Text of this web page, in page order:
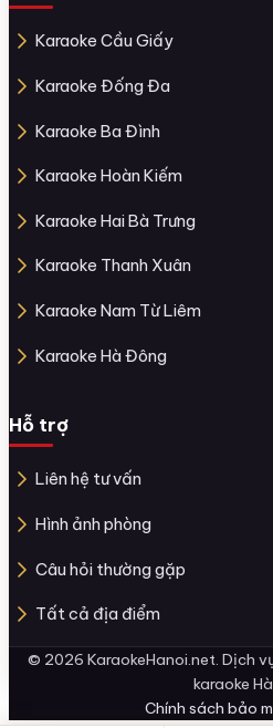
Karaoke Cầu Giấy
Karaoke Đống Đa
Karaoke Ba Đình
Karaoke Hoàn Kiếm
Karaoke Hai Bà Trưng
Karaoke Thanh Xuân
Karaoke Nam Từ Liêm
Karaoke Hà Đông
Hỗ trợ
Liên hệ tư vấn
Hình ảnh phòng
Câu hỏi thường gặp
Tất cả địa điểm
© 2026 KaraokeHanoi.net. Dịch
karaoke
Chính sách bảo